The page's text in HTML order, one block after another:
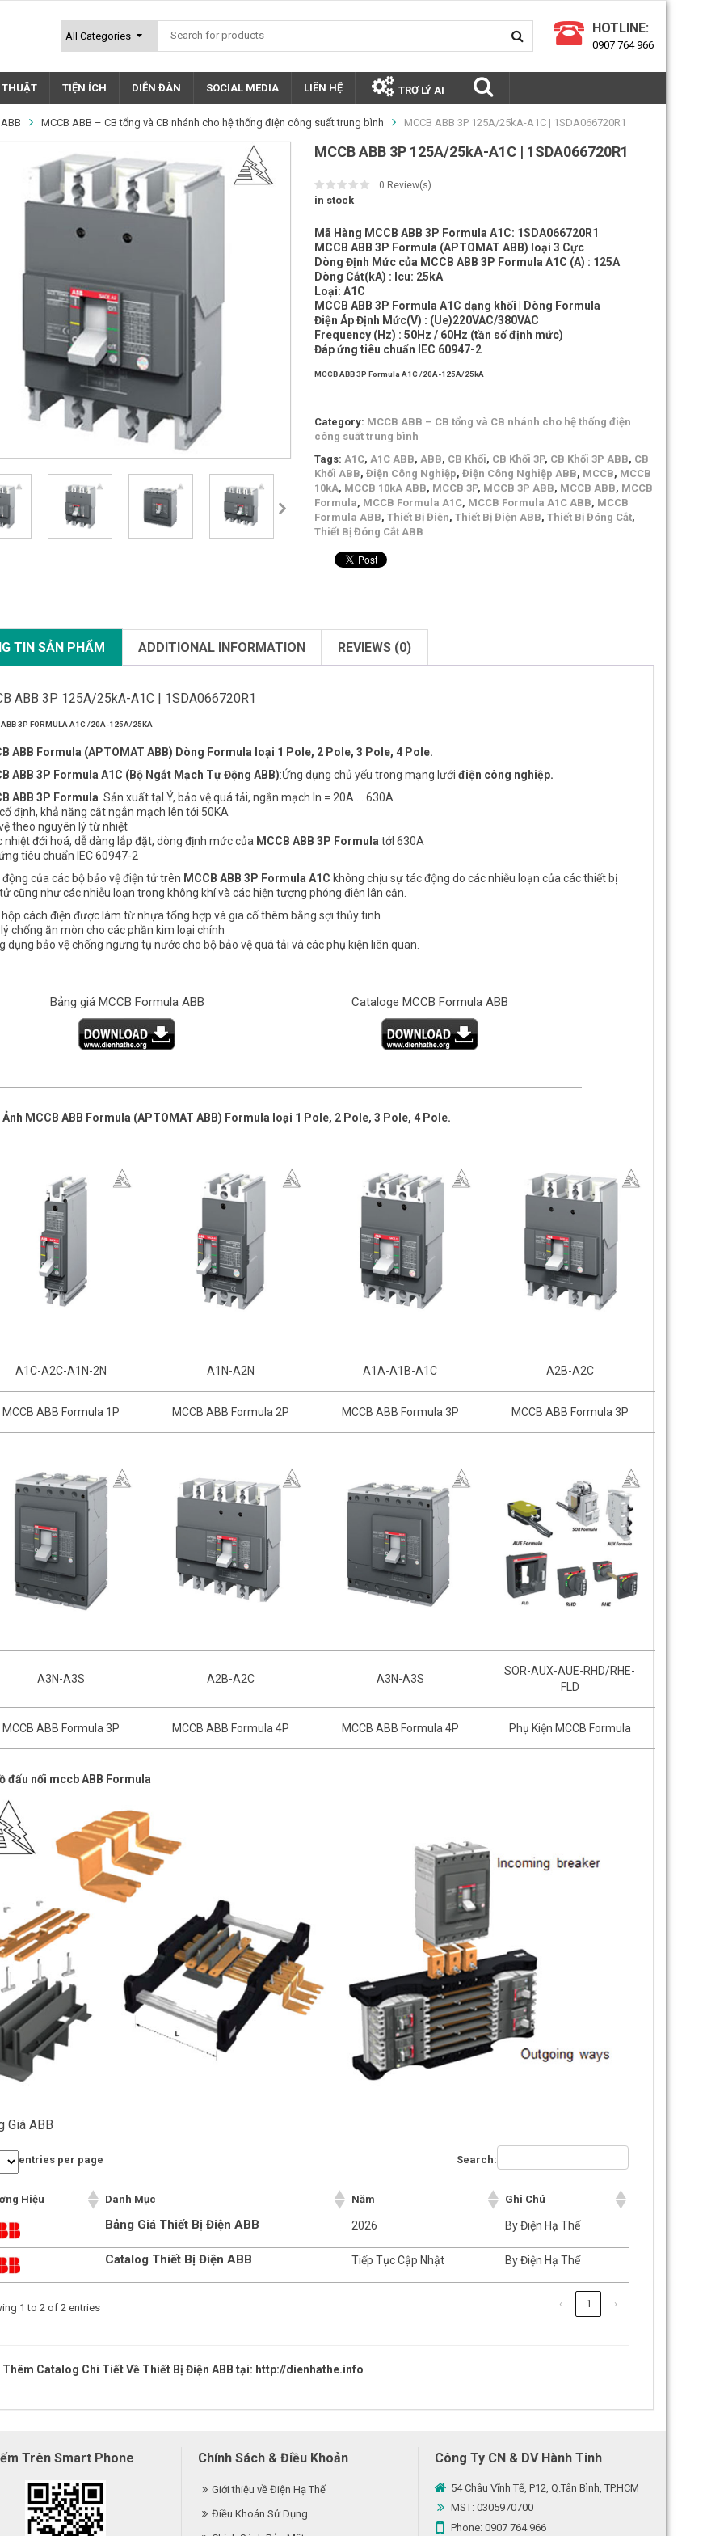
HOTLINE:
0907 764 966
THUẬT TIỆN ÍCH DIỄN ĐÀN SOCIAL MEDIA LIÊN HỆ TRỢ LÝ AI
MCCB ABB – CB tổng và CB nhánh cho hệ thống điện công suất trung bình MCCB ABB 3P 125A/25kA-A1C | 1SDA066720R1
mới nhất tháng 05/2026-
Cos Mới Nhất
Mitsubishi Tăng Giá Ảnh Hưởng Gì Đến Thi
Công Tủ Điện Công Nghiệp?
sánh giá thiết bị điện LS
MCCB ABB 3P 125A/25kA-A1C | 1SDA066720R1
0 Review(s)
in stock
Mã Hàng MCCB ABB 3P Formula A1C: 1SDA066720R1
MCCB ABB 3P Formula (APTOMAT ABB) loại 3 Cực
Dòng Định Mức của MCCB ABB 3P Formula A1C (A) : 125A
Dòng Cắt(kA) : Icu: 25kA
Loại: A1C
MCCB ABB 3P Formula A1C dạng khối | Dòng Formula
Điện Áp Định Mức(V) : (Ue)220VAC/380VAC
Frequency (Hz) : 50Hz / 60Hz (tần số định mức)
Đáp ứng tiêu chuẩn IEC 60947-2
MCCB ABB 3P Formula A1C /20A-125A/25kA
Category: MCCB ABB – CB tổng và CB nhánh cho hệ thống điện
công suất trung bình
Tags: A1C, A1C ABB, ABB, CB Khối, CB Khối 3P, CB Khối 3P ABB, CB
Khối ABB, Điện Công Nghiệp, Điện Công Nghiệp ABB, MCCB, MCCB
10kA, MCCB 10kA ABB, MCCB 3P, MCCB 3P ABB, MCCB ABB, MCCB
Formula, MCCB Formula A1C, MCCB Formula A1C ABB, MCCB
Formula ABB, Thiết Bị Điện, Thiết Bị Điện ABB, Thiết Bị Đóng Cắt,
Thiết Bị Đóng Cắt ABB
TIN SẢN PHẨM ADDITIONAL INFORMATION REVIEWS (0)
ABB 3P 125A/25kA-A1C | 1SDA066720R1
ABB 3P FORMULA A1C /20A-125A/25KA
ABB Formula (APTOMAT ABB) Dòng Formula loại 1 Pole, 2 Pole, 3 Pole, 4 Pole.
ABB 3P Formula A1C (Bộ Ngắt Mạch Tự Động ABB):Ứng dụng chủ yếu trong mạng lưới điện công nghiệp.
ABB 3P Formula Sản xuất tạI Ý, bảo vệ quá tải, ngắn mạch In = 20A … 630A
định, khả năng cắt ngắn mạch lên tới 50KA
theo nguyên lý từ nhiệt
nhiệt đới hoá, dễ dàng lắp đặt, dòng định mức của MCCB ABB 3P Formula tớI 630A
tiêu chuẩn IEC 60947-2
động của các bộ bảo vệ điện tử trên MCCB ABB 3P Formula A1C không chịu sự tác động do các nhiễu loạn của các thiết bị
cũng như các nhiễu loạn trong không khí và các hiện tượng phóng điện lân cận.
cách điện được làm từ nhựa tổng hợp và gia cố thêm bằng sợi thủy tinh
chống ăn mòn cho các phần kim loại chính
dụng bảo vệ chống ngưng tụ nước cho bộ bảo vệ quá tải và các phụ kiện liên quan.
Bảng giá MCCB Formula ABB Cataloge MCCB Formula ABB
MCCB ABB Formula (APTOMAT ABB) Formula loại 1 Pole, 2 Pole, 3 Pole, 4 Pole.
A1C-A2C-A1N-2N A1N-A2N A1A-A1B-A1C A2B-A2C
MCCB ABB Formula 1P MCCB ABB Formula 2P MCCB ABB Formula 3P MCCB ABB Formula 3P
A3N-A3S A2B-A2C A3N-A3S
SOR-AUX-AUE-RHD/RHE-
FLD
MCCB ABB Formula 3P MCCB ABB Formula 4P MCCB ABB Formula 4P Phụ Kiện MCCB Formula
đấu nối mccb ABB Formula
Giá ABB
entries per page Search:
Hiệu Danh Mục Năm Ghi Chú
Bảng Giá Thiết Bị Điện ABB 2026 By Điện Hạ Thế
Catalog Thiết Bị Điện ABB Tiếp Tục Cập Nhật By Điện Hạ Thế
1 to 2 of 2 entries ‹ 1 ›
Thêm Catalog Chi Tiết Về Thiết Bị Điện ABB tại: http://dienhathe.info
Trên Smart Phone Chính Sách & Điều Khoản
Giới thiệu về Điện Hạ Thế
Điều Khoản Sử Dụng
Công Ty CN & DV Hành Tinh
54 Châu Vĩnh Tế, P12, Q.Tân Bình, TP.HCM
MST: 0305970700
Phone: 0907 764 966